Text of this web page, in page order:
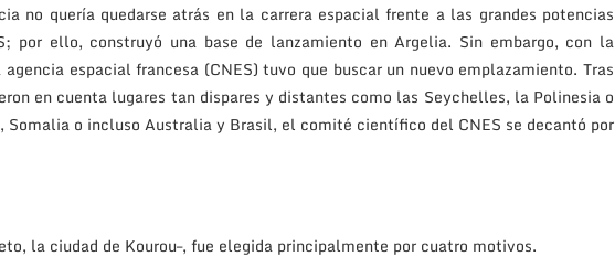
no quería quedarse atrás en la carrera espacial frente a las grandes potencias
por ello, construyó una base de lanzamiento en Argelia. Sin embargo, con la
espacial francesa (CNES) tuvo que buscar un nuevo emplazamiento. Tras
en cuenta lugares tan dispares y distantes como las Seychelles, la Polinesia o
o incluso Australia y Brasil, el comité científico del CNES se decantó por
la ciudad de Kourou–, fue elegida principalmente por cuatro motivos.